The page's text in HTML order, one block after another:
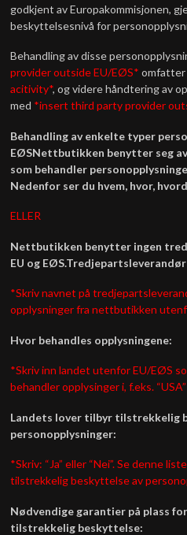
godkjent av Europakommisjonen,
beskyttelsesnivå for
Behandling av disse
provider outside EU/EØS* omfatter
acitivity*, og videre håndtering av
med *insert third party provider
Behandling av enkelte typer
EØSNettbutikken benytter seg
som behandler
Nedenfor ser du hvem, hvor,
ELLER
Nettbutikken benytter ingen
EU og EØS.
*Skriv navnet på
opplysninger fra nettbutikken
Hvor behandles opplysningene:
*Skriv inn landet utenfor EU/EØS
behandler opplysinger i, f.eks.
Landets lover tilbyr tilstrekkelig
personopplysninger:
*Skriv: “Ja” eller “Nei”. Se denne
tilstrekkelig beskyttelse av
Nødvendige garantier på plass
tilstrekkelig beskyttelse: